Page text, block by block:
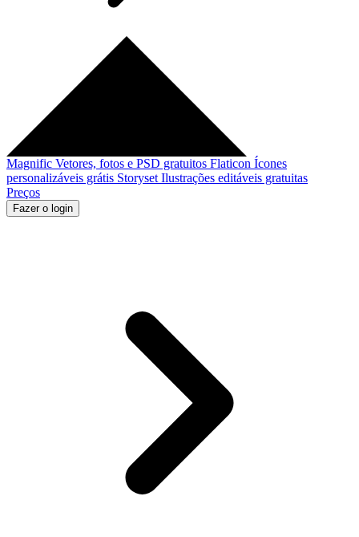
Magnific Vetores, fotos e PSD gratuitos Flaticon Ícones
personalizáveis grátis Storyset Ilustrações editáveis gratuitas
Preços
Fazer o login